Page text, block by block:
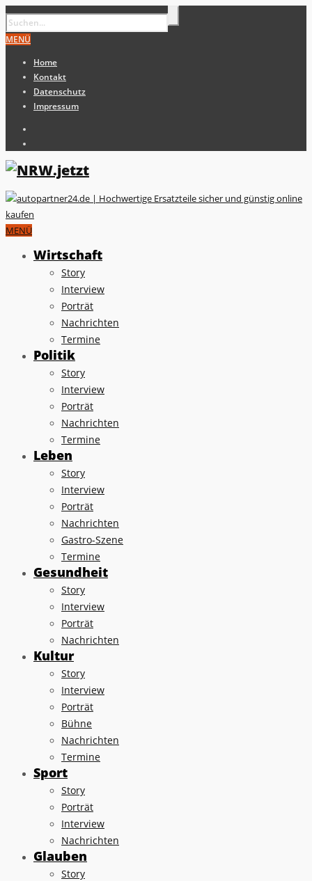
MENÜ
Home
Kontakt
Datenschutz
Impressum
MENÜ
Wirtschaft
Story
Interview
Porträt
Nachrichten
Termine
Politik
Story
Interview
Porträt
Nachrichten
Termine
Leben
Story
Interview
Porträt
Nachrichten
Gastro-Szene
Termine
Gesundheit
Story
Interview
Porträt
Nachrichten
Kultur
Story
Interview
Porträt
Bühne
Nachrichten
Termine
Sport
Story
Porträt
Interview
Nachrichten
Glauben
Story